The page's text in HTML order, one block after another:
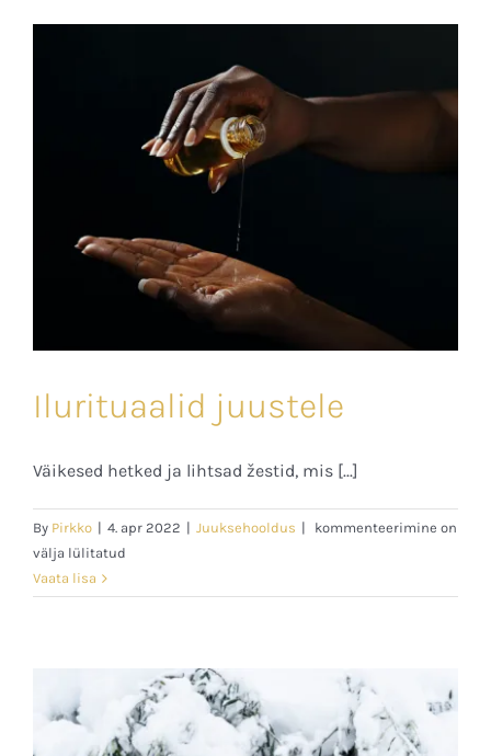
Ilurituaalid juustele
Väikesed hetked ja lihtsad žestid, mis [...]
By Pirkko | 4. apr 2022 | Juuksehooldus |
Ilurituaalid
kommenteerimine on
välja lülitatud
Vaata lisa